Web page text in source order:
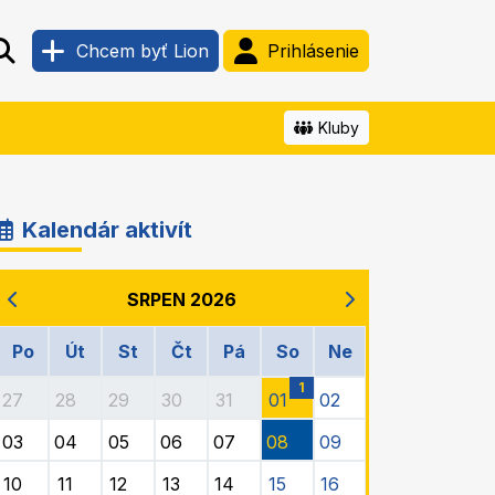
Chcem byť Lion Prihlásenie
Kluby
Kalendár aktivít
SRPEN 2026
Po Út St Čt Pá So Ne
27 28 29 30 31 01
1
02
03
04 05 06 07 08
09
10
11 12 13 14 15 16